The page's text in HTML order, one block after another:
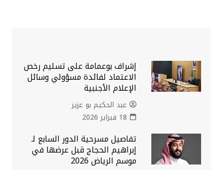
إشراف بوعمامة على تسليم رخص
الاعتماد لفائدة مسؤولي وسائل
الإعلام الأجنبية
عبد الحكيم بو عزيز
18 فبراير 2026
تفاصيل مسرحية الدور السابع لـ
إبراهيم الحجاج قبل عرضها في
موسم الرياض 2026